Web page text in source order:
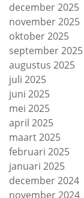
december 2025
november 2025
oktober 2025
september 2025
augustus 2025
juli 2025
juni 2025
mei 2025
april 2025
maart 2025
februari 2025
januari 2025
december 2024
november 2024